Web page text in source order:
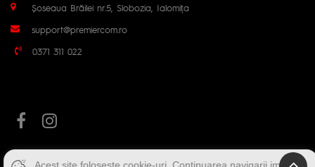
Șoseaua Brăilei nr.5, Slobozia, Ialomița
support@premiercom.ro
0371 311 022